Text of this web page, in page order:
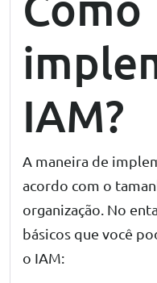
IAM?
A maneira de
acordo com o
organização. No
básicos que você
o IAM: